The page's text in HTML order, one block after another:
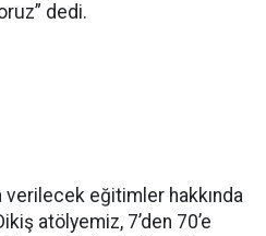
dedi.
verilecek eğitimler hakkında
atölyemiz, 7’den 70’e